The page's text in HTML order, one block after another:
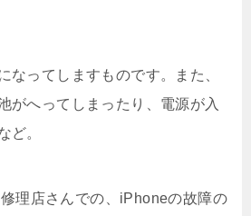
なってしますものです。また、
がへってしまったり、電源が入
ど。
理店さんでの、iPhoneの故障の